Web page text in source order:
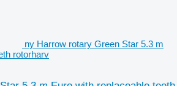
ny Harrow rotary Green Star 5.3 m
rotorharv